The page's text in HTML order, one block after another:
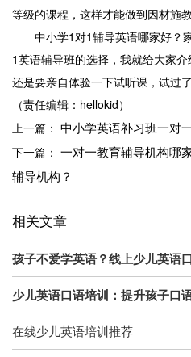
等级的课程，这样才能做到因材施教
中小学1对1辅导英语哪家好？
1英语辅导班的选择，我就给大家
还是要亲自体验一下试听课，试过
（责任编辑：hellokid）
上一篇： 中小学英语补习班一对
下一篇： 一对一教育辅导机构哪
辅导机构？
相关文章
孩子不爱学英语？线上少儿英语
少儿英语口语培训：提升孩子口
在线少儿英语培训推荐